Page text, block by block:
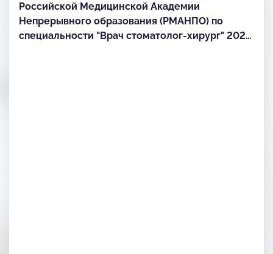
Российской Медицинской Академии
Непрерывного образования (РМАНПО) по
специальности "Врач стоматолог-хирург" 2022